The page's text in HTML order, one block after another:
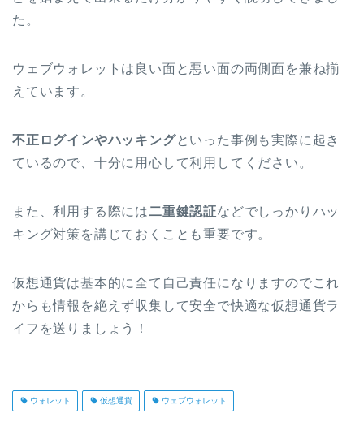
た。
ウェブウォレットは良い面と悪い面の両側面を兼ね揃
えています。
不正ログインやハッキングといった事例も実際に起き
ているので、十分に用心して利用してください。
また、利用する際には二重鍵認証などでしっかりハッ
キング対策を講じておくことも重要です。
仮想通貨は基本的に全て自己責任になりますのでこれ
からも情報を絶えず収集して安全で快適な仮想通貨ラ
イフを送りましょう！
ウォレット 仮想通貨 ウェブウォレット